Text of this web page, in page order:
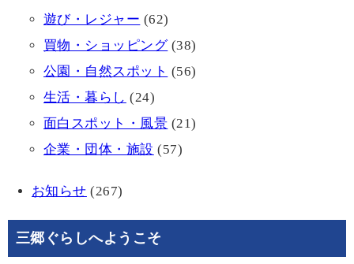
遊び・レジャー (62)
買物・ショッピング(38)
公園・自然スポット (56)
生活・暮らし (24)
面白スポット・風景 (21)
企業・団体・施設 (57)
お知らせ (267)
三郷ぐらしへようこそ